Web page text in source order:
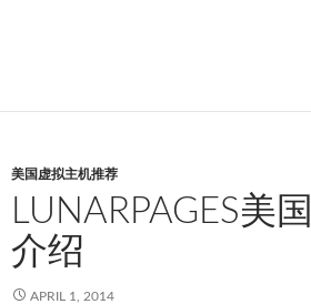
美国虚拟主机推荐
LUNARPAGES美
介绍
APRIL 1, 2014